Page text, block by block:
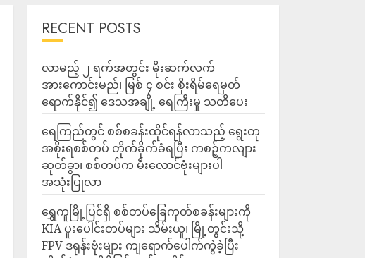
RECENT POSTS
လာမည့် ၂ ရက်အတွင်း မိုးဆက်လက်
အားကောင်းမည်၊ မြစ် ၄ စင်း စိုးရိမ်ရေမှတ်
ရောက်နိုင်၍ ဒေသအချို့ ရေကြီးမှု သတိပေး
ရေကြည်တွင် စစ်စခန်းထိုင်ရန်လာသည့် ရွေးတု
အစိုးရစစ်တပ် တိုက်ခိုက်ခံရပြီး ကစဉ့်ကလျား
ဆုတ်ခွာ၊ စစ်တပ်က မီးလောင်ဗုံးများပါ
အသုံးပြုလာ
‎ရွှေကူမြို့ပြင်ရှိ စစ်တပ်ခြေကုတ်စခန်းများကို
KIA ပူးပေါင်းတပ်များ သိမ်းယူ၊ မြို့တွင်းသို့
FPV ဒရုန်းဗုံးများ ကျရောက်ပေါက်ကွဲခဲ့ပြီး